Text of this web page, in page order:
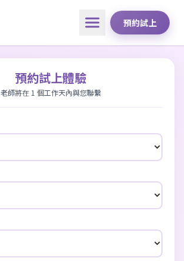
預約試上
預約試上體驗
老師將在 1 個工作天內與您聯繫